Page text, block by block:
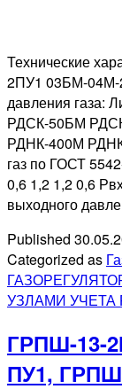
Технические
2ПУ1 03БМ-04М-
давления газа:
РДСК-50БМ
РДНК-400М
газ по ГОСТ
0,6 1,2 1,2 0,6
выходного
Published
Categorized as
УЗЛАМИ УЧЕТА
ГРПШ-13-
ПУ1,